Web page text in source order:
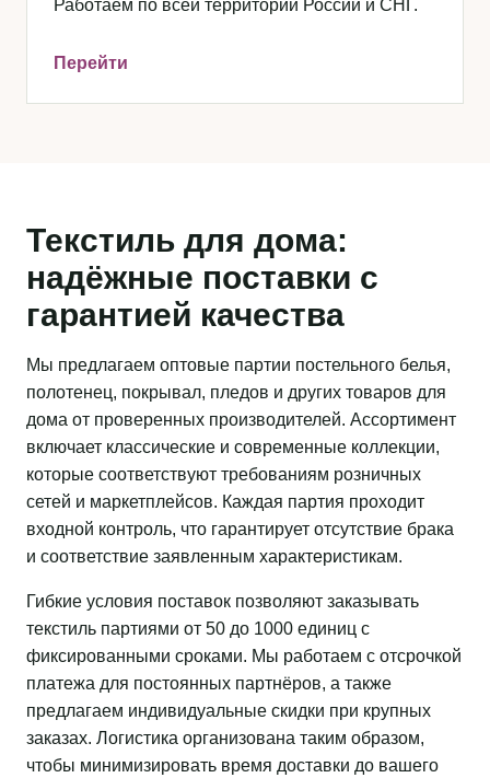
Работаем по всей территории России и СНГ.
Перейти
Текстиль для дома:
надёжные поставки с
гарантией качества
Мы предлагаем оптовые партии постельного белья,
полотенец, покрывал, пледов и других товаров для
дома от проверенных производителей. Ассортимент
включает классические и современные коллекции,
которые соответствуют требованиям розничных
сетей и маркетплейсов. Каждая партия проходит
входной контроль, что гарантирует отсутствие брака
и соответствие заявленным характеристикам.
Гибкие условия поставок позволяют заказывать
текстиль партиями от 50 до 1000 единиц с
фиксированными сроками. Мы работаем с отсрочкой
платежа для постоянных партнёров, а также
предлагаем индивидуальные скидки при крупных
заказах. Логистика организована таким образом,
чтобы минимизировать время доставки до вашего